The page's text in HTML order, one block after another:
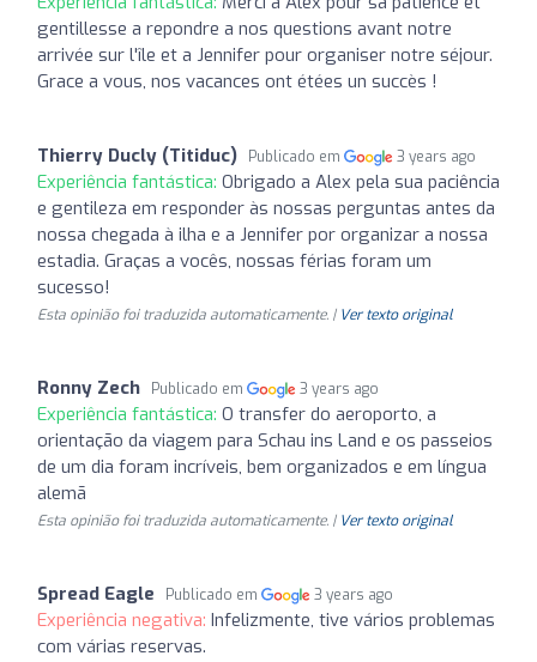
gentillesse a repondre a nos questions avant notre
arrivée sur l'île et a Jennifer pour organiser notre séjour.
Grace a vous, nos vacances ont étées un succès !
Thierry Ducly (Titiduc) Publicado em 3 years ago
Experiência fantástica: Obrigado a Alex pela sua paciência
e gentileza em responder às nossas perguntas antes da
nossa chegada à ilha e a Jennifer por organizar a nossa
estadia. Graças a vocês, nossas férias foram um
sucesso!
Esta opinião foi traduzida automaticamente. | Ver texto original
Ronny Zech Publicado em 3 years ago
Experiência fantástica: O transfer do aeroporto, a
orientação da viagem para Schau ins Land e os passeios
de um dia foram incríveis, bem organizados e em língua
alemã
Esta opinião foi traduzida automaticamente. | Ver texto original
Spread Eagle Publicado em 3 years ago
Experiência negativa: Infelizmente, tive vários problemas
com várias reservas.